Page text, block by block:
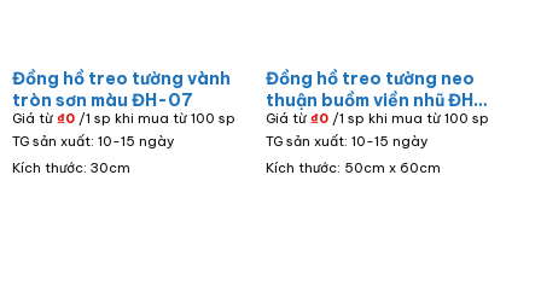
Đồng hồ treo tường vành
tròn sơn màu ĐH-07
Giá từ ₫0/1 sp khi mua từ 100 sp
TG sản xuất: 10-15 ngày
Kích thước: 30cm
Đồng hồ treo tường neo
thuận buồm viền nhũ ĐH-
02
Giá từ₫0 /1 sp khi mua từ 100 sp
TG sản xuất: 10-15 ngày
Kích thước: 50cm x 60cm